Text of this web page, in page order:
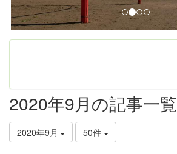
2020年9月の記事一覧
2020年9月 50件